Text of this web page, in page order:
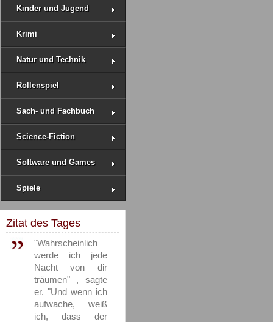
Kinder und Jugend
Krimi
Natur und Technik
Rollenspiel
Sach- und Fachbuch
Science-Fiction
Software und Games
Spiele
Zitat des Tages
"Wahrscheinlich
werde ich jede
Nacht von dir
träumen" , sagte
er. "Und wenn ich
aufwache, weiß
ich, dass der